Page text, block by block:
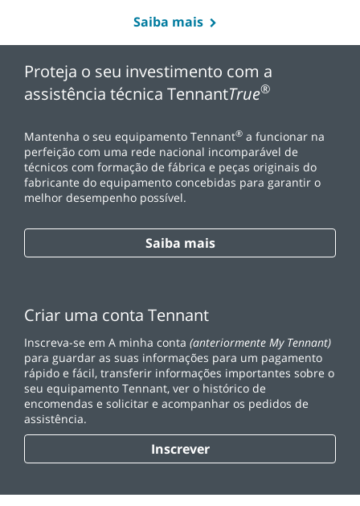
Saiba mais
Proteja o seu investimento com a
assistência técnica TennantTrue®
Mantenha o seu equipamento Tennant® a funcionar na
perfeição com uma rede nacional incomparável de
técnicos com formação de fábrica e peças originais do
fabricante do equipamento concebidas para garantir o
melhor desempenho possível.
Saiba mais
Criar uma conta Tennant
Inscreva-se em A minha conta (anteriormente My Tennant)
para guardar as suas informações para um pagamento
rápido e fácil, transferir informações importantes sobre o
seu equipamento Tennant, ver o histórico de
encomendas e solicitar e acompanhar os pedidos de
assistência.
Inscrever